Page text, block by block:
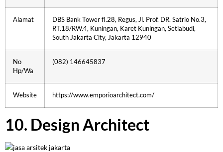
Alamat
DBS Bank Tower fl.28, Regus, Jl. Prof. DR. Satrio No.3,
RT.18/RW.4, Kuningan, Karet Kuningan, Setiabudi,
South Jakarta City, Jakarta 12940
No
Hp/Wa
(082) 146645837
Website https://www.emporioarchitect.com/
10. Design Architect